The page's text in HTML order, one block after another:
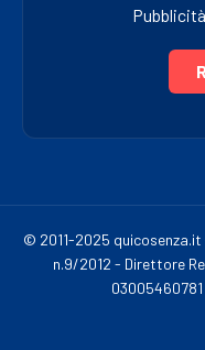
© 2011-2025
n.9/2012 - Direttore